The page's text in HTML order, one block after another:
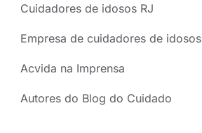
Cuidadores de idosos RJ
Empresa de cuidadores de idosos
Acvida na Imprensa
Autores do Blog do Cuidado